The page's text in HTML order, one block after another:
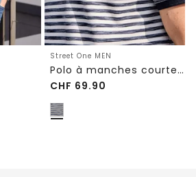
Street One MEN
Polo à manches courtes en structure piquée
CHF 69.90